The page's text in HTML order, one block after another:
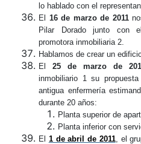
lo hablado con el
El 16 de marzo de 2011
Pilar Dorado junto con
promotora inmobiliaria 2.
Hablamos de crear un
El 25 de marzo de
inmobiliario 1 su
antigua enfermería
durante 20 años:
Planta superior de
Planta inferior con
El 1 de abril de 2011, el